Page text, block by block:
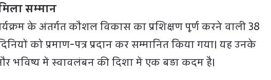
सम्मान
के अंतर्गत कौशल विकास का प्रशिक्षण पूर्ण करने वाली 38
को प्रमाण-पत्र प्रदान कर सम्मानित किया गया। यह उनके
भविष्य में स्वावलंबन की दिशा में एक बड़ा कदम है।